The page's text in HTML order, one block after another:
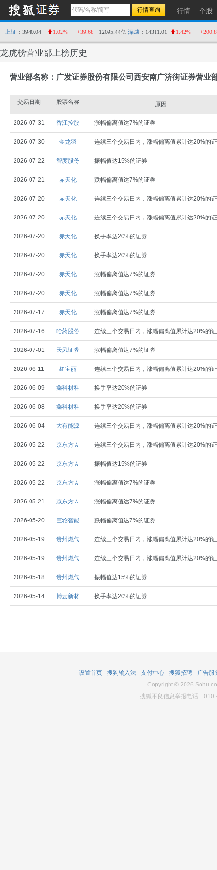
行情 个股
上证 ：3940.04 1.02% +39.68 12095.44亿 深成 ：14311.01 1.42%
龙虎榜营业部上榜历史
营业部名称：广发证券股份有限公司西安南广济街证券营业
交易日期 股票名称 原因
2026-07-31 香江控股 涨幅偏离值达7%的证券
2026-07-30 金龙羽 连续三个交易日内，涨幅偏离值累计达20%的
2026-07-22 智度股份 振幅值达15%的证券
2026-07-21 赤天化 跌幅偏离值达7%的证券
2026-07-20 赤天化 连续三个交易日内，涨幅偏离值累计达20%的
2026-07-20 赤天化 连续三个交易日内，涨幅偏离值累计达20%的
2026-07-20 赤天化 换手率达20%的证券
2026-07-20 赤天化 换手率达20%的证券
2026-07-20 赤天化 涨幅偏离值达7%的证券
2026-07-20 赤天化 涨幅偏离值达7%的证券
2026-07-17 赤天化 涨幅偏离值达7%的证券
2026-07-16 哈药股份 连续三个交易日内，涨幅偏离值累计达20%的
2026-07-01 天风证券 涨幅偏离值达7%的证券
2026-06-11 红宝丽 连续三个交易日内，涨幅偏离值累计达20%的
2026-06-09 鑫科材料 换手率达20%的证券
2026-06-08 鑫科材料 换手率达20%的证券
2026-06-04 大有能源 连续三个交易日内，涨幅偏离值累计达20%的
2026-05-22 京东方Ａ 连续三个交易日内，涨幅偏离值累计达20%的
2026-05-22 京东方Ａ 振幅值达15%的证券
2026-05-22 京东方Ａ 涨幅偏离值达7%的证券
2026-05-21 京东方Ａ 涨幅偏离值达7%的证券
2026-05-20 巨轮智能 跌幅偏离值达7%的证券
2026-05-19 贵州燃气 连续三个交易日内，涨幅偏离值累计达20%的
2026-05-19 贵州燃气 连续三个交易日内，涨幅偏离值累计达20%的
2026-05-18 贵州燃气 振幅值达15%的证券
2026-05-14 博云新材 换手率达20%的证券
设置首页 - 搜狗输入法 - 支付中心 - 搜狐招聘 - 广告服
Copyright© 2026
搜狐不良信息举报电话：010